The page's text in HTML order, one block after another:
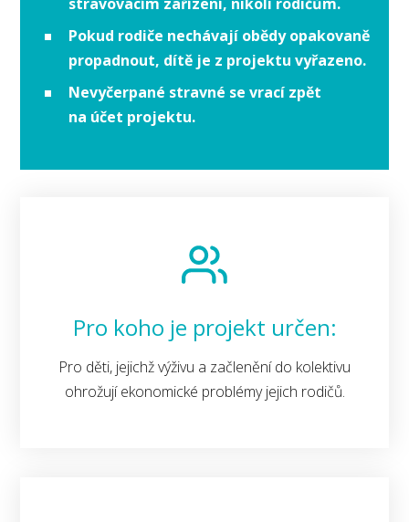
Pokud rodiče nechávají obědy opakovaně
propadnout, dítě je z projektu vyřazeno.
Nevyčerpané stravné se vrací zpět
na účet projektu.
Pro koho je projekt určen:
Pro děti, jejichž výživu a začlenění do kolektivu
ohrožují ekonomické problémy jejich rodičů.